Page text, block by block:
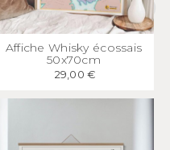
APERÇU RAPIDE
Affiche Whisky écossais
50x70cm
29,00 €